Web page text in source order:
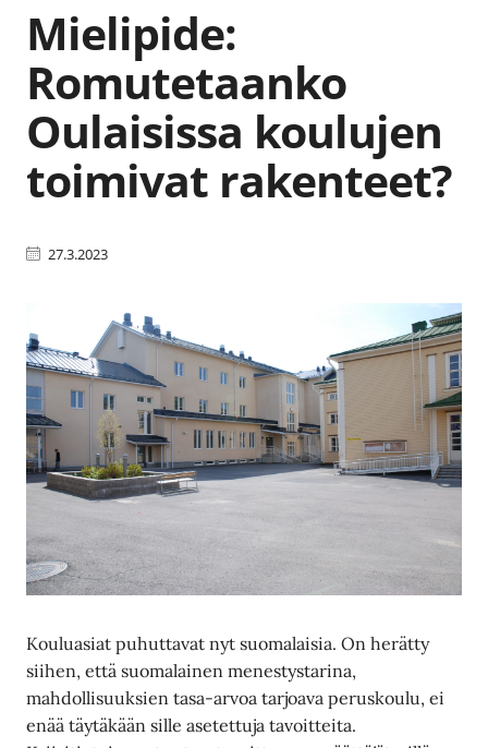
Mielipide:
Romutetaanko
Oulaisissa koulujen
toimivat rakenteet?
27.3.2023
Kouluasiat puhuttavat nyt suomalaisia. On herätty
siihen, että suomalainen menestystarina,
mahdollisuuksien tasa-arvoa tarjoava peruskoulu, ei
enää täytäkään sille asetettuja tavoitteita.